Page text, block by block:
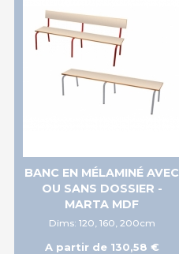
BANC EN MÉLAMINÉ AVEC
OU SANS DOSSIER -
MARTA MDF
Dims: 120, 160, 200cm
A partir de 130,58 €